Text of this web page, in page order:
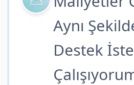
Aynı
Destek